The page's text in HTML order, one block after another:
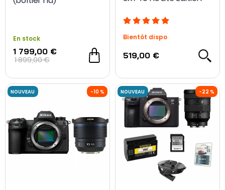
- 100 €
En stock
1 799,00 €
1 899,00 €
Bientôt dispo
519,00 €